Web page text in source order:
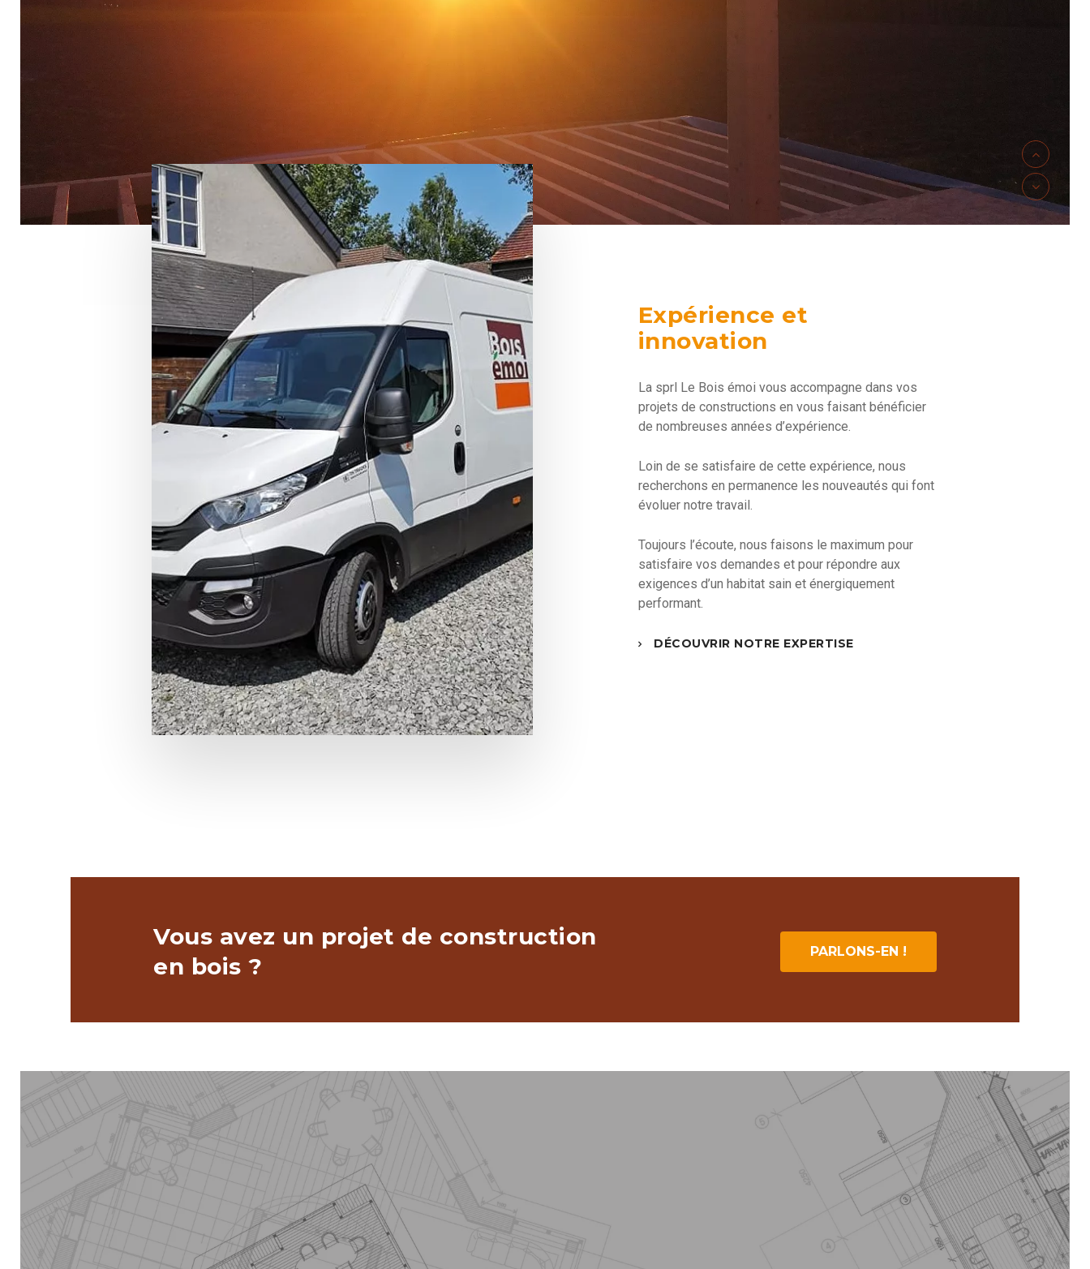
Expérience et
innovation
La sprl Le Bois émoi vous accompagne dans vos
projets de constructions en vous faisant bénéficier
de nombreuses années d’expérience.
Loin de se satisfaire de cette expérience, nous
recherchons en permanence les nouveautés qui font
évoluer notre travail.
Toujours l’écoute, nous faisons le maximum pour
satisfaire vos demandes et pour répondre aux
exigences d’un habitat sain et énergiquement
performant.
DÉCOUVRIR NOTRE EXPERTISE
Vous avez un projet de construction
en bois ?
PARLONS-EN !